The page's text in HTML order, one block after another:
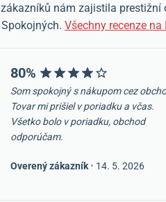
zákazníků nám zajistila prestižní
Spokojných. Všechny recenze na
80%
Som spokojný s nákupom cez
Tovar mi prišiel v poriadku a včas.
Všetko bolo v poriadku, obchod
odporúčam.
Overený zákazník • 14. 5. 2026